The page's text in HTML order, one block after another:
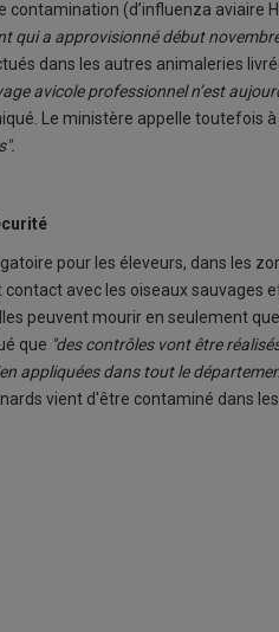
contamination (d’influenza aviaire
qui a approvisionné début
dans les autres animaleries
avicole professionnel n’est
Le ministère appelle toutefois à
pour les éleveurs, dans les
avec les oiseaux sauvages
peuvent mourir en seulement
que "des contrôles vont être
appliquées dans tout le
vient d'être contaminé dans les